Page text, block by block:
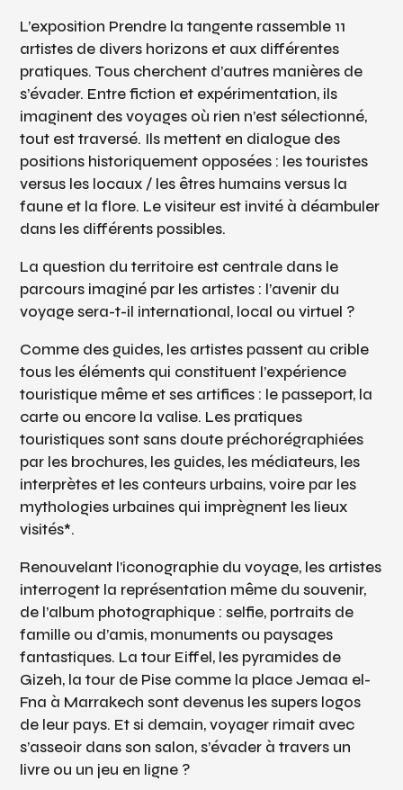
L’exposition Prendre la tangente rassemble 11
artistes de divers horizons et aux différentes
pratiques. Tous cherchent d’autres manières de
s’évader. Entre fiction et expérimentation, ils
imaginent des voyages où rien n’est sélectionné,
tout est traversé. Ils mettent en dialogue des
positions historiquement opposées : les touristes
versus les locaux / les êtres humains versus la
faune et la flore. Le visiteur est invité à déambuler
dans les différents possibles.
La question du territoire est centrale dans le
parcours imaginé par les artistes : l’avenir du
voyage sera-t-il international, local ou virtuel ?
Comme des guides, les artistes passent au crible
tous les éléments qui constituent l’expérience
touristique même et ses artifices : le passeport, la
carte ou encore la valise. Les pratiques
touristiques sont sans doute préchorégraphiées
par les brochures, les guides, les médiateurs, les
interprètes et les conteurs urbains, voire par les
mythologies urbaines qui imprègnent les lieux
visités*.
Renouvelant l’iconographie du voyage, les artistes
interrogent la représentation même du souvenir,
de l’album photographique : selfie, portraits de
famille ou d’amis, monuments ou paysages
fantastiques. La tour Eiffel, les pyramides de
Gizeh, la tour de Pise comme la place Jemaa el-
Fna à Marrakech sont devenus les supers logos
de leur pays. Et si demain, voyager rimait avec
s’asseoir dans son salon, s’évader à travers un
livre ou un jeu en ligne ?